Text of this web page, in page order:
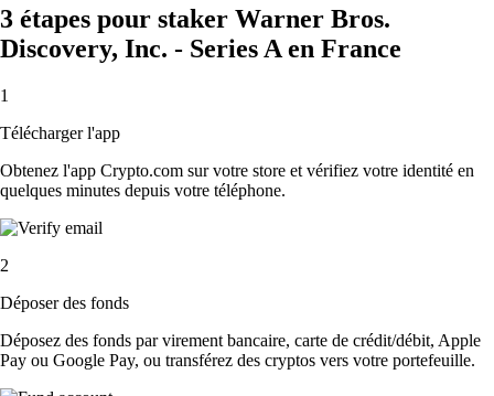
3 étapes pour staker Warner Bros.
Discovery, Inc. - Series A en France
1
Télécharger l'app
Obtenez l'app Crypto.com sur votre store et vérifiez votre identité en
quelques minutes depuis votre téléphone.
2
Déposer des fonds
Déposez des fonds par virement bancaire, carte de crédit/débit, Apple
Pay ou Google Pay, ou transférez des cryptos vers votre portefeuille.